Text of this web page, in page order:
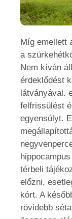
Míg emellett
a
Nem kíván
érdeklődést
látványával.
felfrissülést
egyensúlyt.
térbeli
előzni,
kórt. A
rövidebb